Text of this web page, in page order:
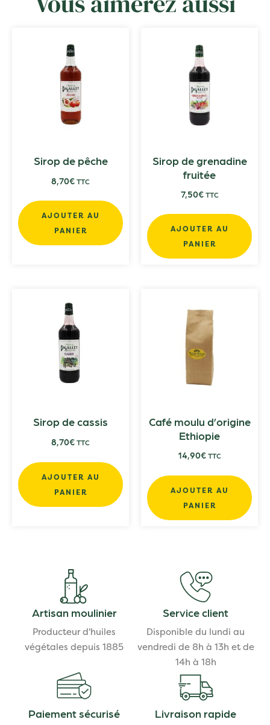
Sirop de pêche
8,70€ TTC
AJOUTER AU
PANIER
Sirop de grenadine
fruitée
7,50€ TTC
AJOUTER AU
PANIER
Sirop de cassis
8,70€ TTC
AJOUTER AU
PANIER
Café moulu d’origine
Ethiopie
14,90€ TTC
AJOUTER AU
PANIER
Artisan moulinier
Producteur d'huiles
végétales depuis 1885
Service client
Disponible du lundi au
vendredi de 8h à 13h et de
14h à 18h
Paiement sécurisé
Livraison rapide